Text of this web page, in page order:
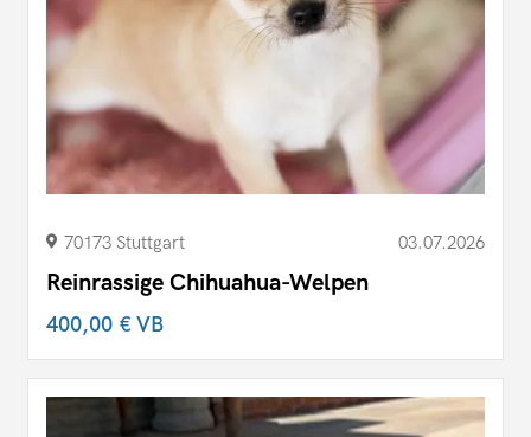
70173 Stuttgart 03.07.2026
Reinrassige Chihuahua-Welpen
400,00 €VB